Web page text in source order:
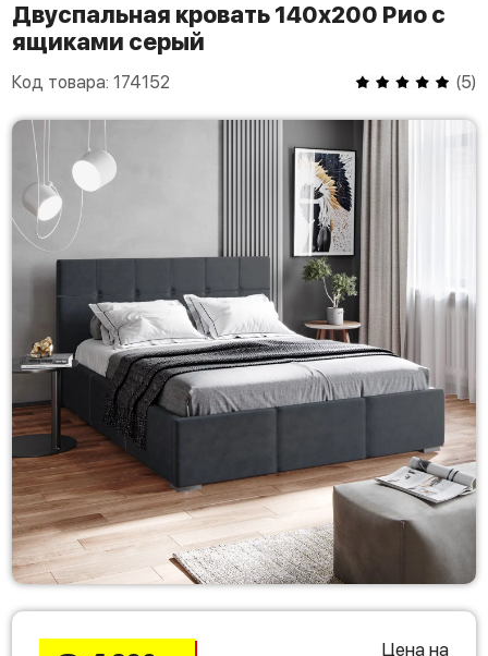
Двуспальная кровать 140х200 Рио с
ящиками серый
Код товара: 174152 (5)
Цена на